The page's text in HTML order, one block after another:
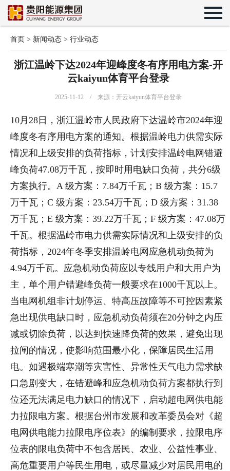
首页 > 新闻动态 >行业动态
浙江温岭下达2024年迎峰度冬有序用电方案-开
云kaiyun体育平台登录
2025-11-12 / 来源：开云kaiyun体育平台登录
10月28日，浙江温岭市人民政府下达温岭市2024年迎
峰度冬有序用电方案的通知。根据温岭电力供需实际
情况和上级安排的负荷指标，计划安排温岭电网错避
峰负荷47.08万千瓦，按即时用电缺口负荷，共分6级
方案执行。A 级方案：7.84万千瓦；B 级方案：15.7
万千瓦；C 级方案：23.54万千瓦；D 级方案：31.38
万千瓦；E 级方案：39.22万千瓦；F 级方案：47.08万
千瓦。根据温岭市电力供需实际情况和上级安排的负
荷指标，2024年冬季安排温岭电网应急机动负荷为
4.94万千瓦。应急机动负荷应以专线用户和大用户为
主，单个用户错避峰负荷一般要求在1000千瓦以上。
当电网机组非计划停运、特高压故障等不可控因素紧
急出现供电缺口时，应急机动负荷须在20分钟之内压
减或切除负荷，以达到快速降负荷的效果，避免出现
拉闸的情况，使影响范围最小化，保障居民生活用
电。如遇极端寒潮等灾害性、异常性天气电力需求缺
口急剧变大，在错避峰和应急机动负荷方案都执行到
位还无法满足电力缺口的情况下，启动超电网供电能
力拉限电方案。根据台州市发展和改革委员会对《超
电网供电能力拉限电序位表》的编制要求，拉限电序
位表的限电负荷中不包含居民、农业、公益性事业、
高危重要用户等民生用电，或尽量减少对居民用电的